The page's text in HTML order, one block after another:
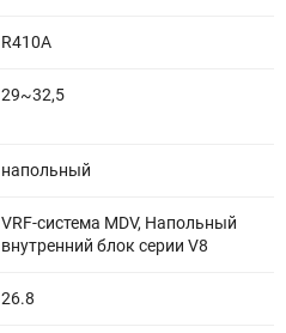
R410A
29~32,5
напольный
VRF-система MDV, Напольный
внутренний блок серии V8
26.8